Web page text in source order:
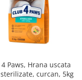
Paws, Hrana uscata
curcan, 5kg